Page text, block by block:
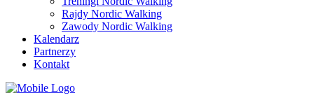
Rajdy Nordic Walking
Zawody Nordic Walking
Kalendarz
Partnerzy
Kontakt